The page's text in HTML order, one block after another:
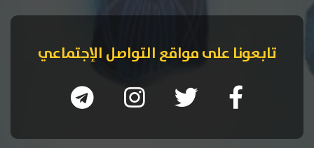
تابعونا على مواقع التواصل الإجتماعي